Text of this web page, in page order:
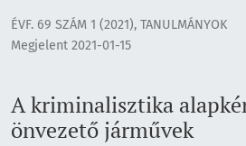
ÉVF. 69 SZÁM 1 (2021), TANULMÁNYOK
A kriminalisztika
önvezető járművek
Megjelent 2021-01-15